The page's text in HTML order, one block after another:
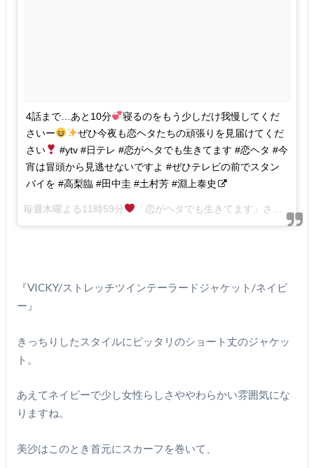
4話まで…あと10分
寝るのをもう少しだけ我慢してくだ
さいー
ぜひ今夜も恋ヘタたちの頑張りを見届けてくだ
さい
#ytv #日テレ #恋がヘタでも生きてます #恋ヘタ #今
宵は冒頭から見逃せないですよ #ぜひテレビの前でスタン
バイを #高梨臨 #田中圭 #土村芳 #淵上泰史
毎週木曜よる11時59分 「恋がヘタでも生きてます」さん(@koiheta)がシェアした投稿 –
『VICKY/ストレッチツインテーラードジャケット /ネイビ
ー』
きっちりしたスタイルにピッタリのショート丈のジャケッ
ト。
あえてネイビーで少し女性らしさややわらかい雰囲気にな
りますね。
美沙はこのとき首元にスカーフを巻いて、